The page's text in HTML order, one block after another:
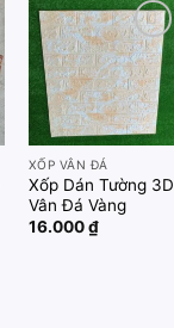
Add to
wishlist
XỐP VÂN ĐÁ
Xốp Dán Tường 3D
Vân Đá Vàng
16.000₫